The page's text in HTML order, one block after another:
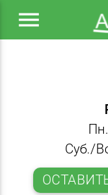
menu
Суб./